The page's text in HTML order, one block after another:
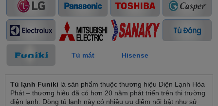
Tủ mát Hisense
Tủ lạnh Funiki là sản phẩm thuộc thương hiệu Điện Lạnh Hòa
Phát – thương hiệu đã có hơn 20 năm phát triển trên thị trường
điện lạnh. Dòng tủ lạnh này có nhiều ưu điểm nổi bật như sử